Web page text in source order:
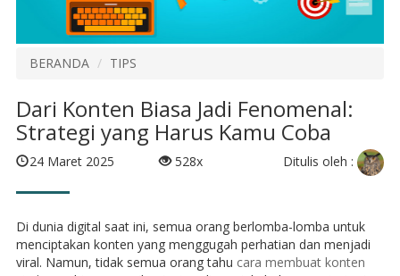
BERANDA TIPS
Dari Konten Biasa Jadi Fenomenal:
Strategi yang Harus Kamu Coba
24 Maret 2025 528x Ditulis oleh :
Di dunia digital saat ini, semua orang berlomba-lomba untuk
menciptakan konten yang menggugah perhatian dan menjadi
viral. Namun, tidak semua orang tahu cara membuat konten